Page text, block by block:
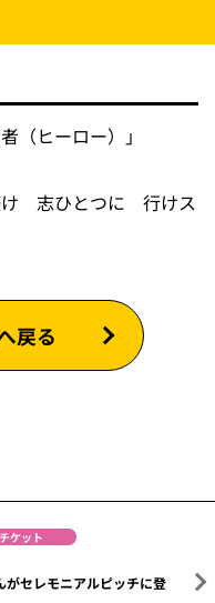
ヒーロー）」
け 志ひとつに 行けス
戻る
チケット
がセレモニアルピッチに登